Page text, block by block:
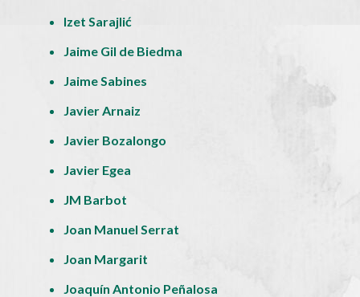
Izet Sarajlić
Jaime Gil de Biedma
Jaime Sabines
Javier Arnaiz
Javier Bozalongo
Javier Egea
JM Barbot
Joan Manuel Serrat
Joan Margarit
Joaquín Antonio Peñalosa